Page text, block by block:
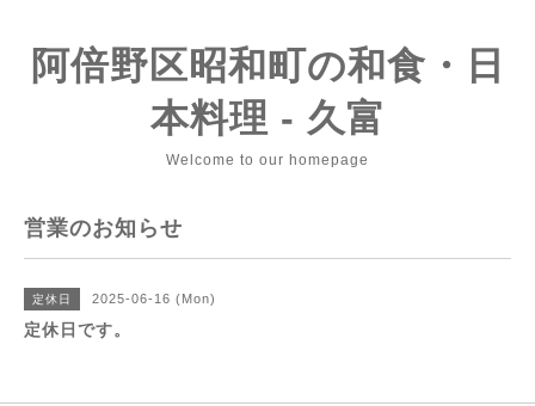
阿倍野区昭和町の和食・日
本料理 - 久富
Welcome to our homepage
営業のお知らせ
定休日 2025-06-16 (Mon)
定休日です。